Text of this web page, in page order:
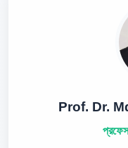
Prof. Dr.